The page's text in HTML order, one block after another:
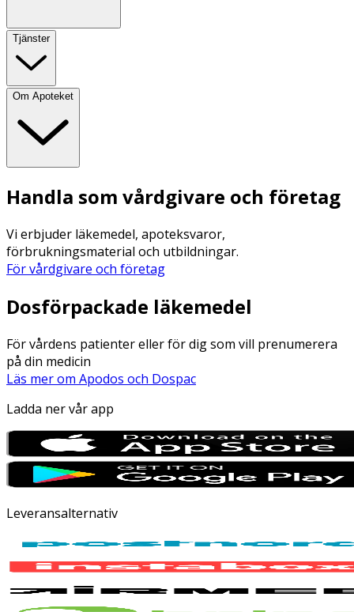
Tjänster
Om Apoteket
Handla som vårdgivare och företag
Vi erbjuder läkemedel, apoteksvaror,
förbrukningsmaterial och utbildningar.
För vårdgivare och företag
Dosförpackade läkemedel
För vårdens patienter eller för dig som vill prenumerera
på din medicin
Läs mer om Apodos och Dospac
Ladda ner vår app
Leveransalternativ